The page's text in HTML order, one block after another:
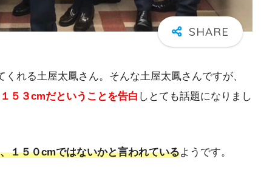
れる土屋太鳳さん。そんな土屋太鳳さんですが、
５３cmだということを告白 しとても話題になりまし
１５０cmではないかと言われているようです。